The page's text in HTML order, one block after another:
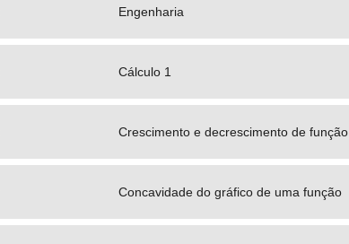
Engenharia
Cálculo 1
Crescimento e decrescimento de função
Concavidade do gráfico de uma função